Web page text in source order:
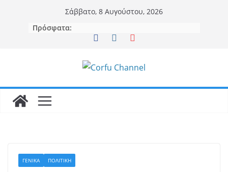
περιεχόμενο
Σάββατο, 8 Αυγούστου, 2026
Πρόσφατα:
ΓΕΝΙΚΆ ΠΟΛΙΤΙΚΗ